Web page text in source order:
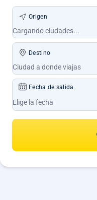
Origen
Destino
Fecha de salida